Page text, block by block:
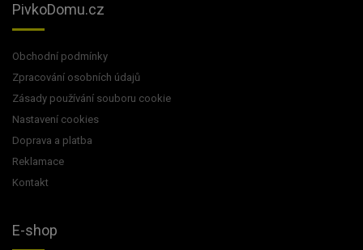
PivkoDomu.cz
Obchodní podmínky
Zpracování osobních údajů
Zásady používání souboru cookie
Nastavení cookies
Doprava a platba
Reklamace
Kontakt
E-shop